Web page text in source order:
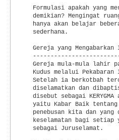
Formulasi apakah yang
demikian? Mengingat
hanya akan belajar
  sederhana.
Gereja yang Mengabarkan
Gereja mula-mula lahir
Kudus melalui Pekabaran
Setelah ia berkotbah
diselamatkan dan
disebut sebagai KERYGMA
yaitu Kabar Baik
penebusan kita dan yang
keselamatan bagi setiap
  sebagai Juruselamat.